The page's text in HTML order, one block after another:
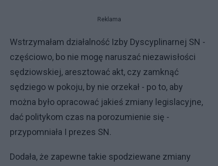
Reklama
Wstrzymałam działalność Izby Dyscyplinarnej SN -
częściowo, bo nie mogę naruszać niezawisłości
sędziowskiej, aresztować akt, czy zamknąć
sędziego w pokoju, by nie orzekał - po to, aby
można było opracować jakieś zmiany legislacyjne,
dać politykom czas na porozumienie się -
przypomniała I prezes SN.
Dodała, że zapewne takie spodziewane zmiany